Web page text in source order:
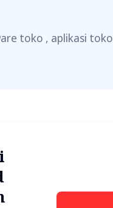
toko , aplikasi